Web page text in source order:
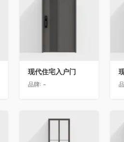
现代住宅入户门
品牌: -
收藏